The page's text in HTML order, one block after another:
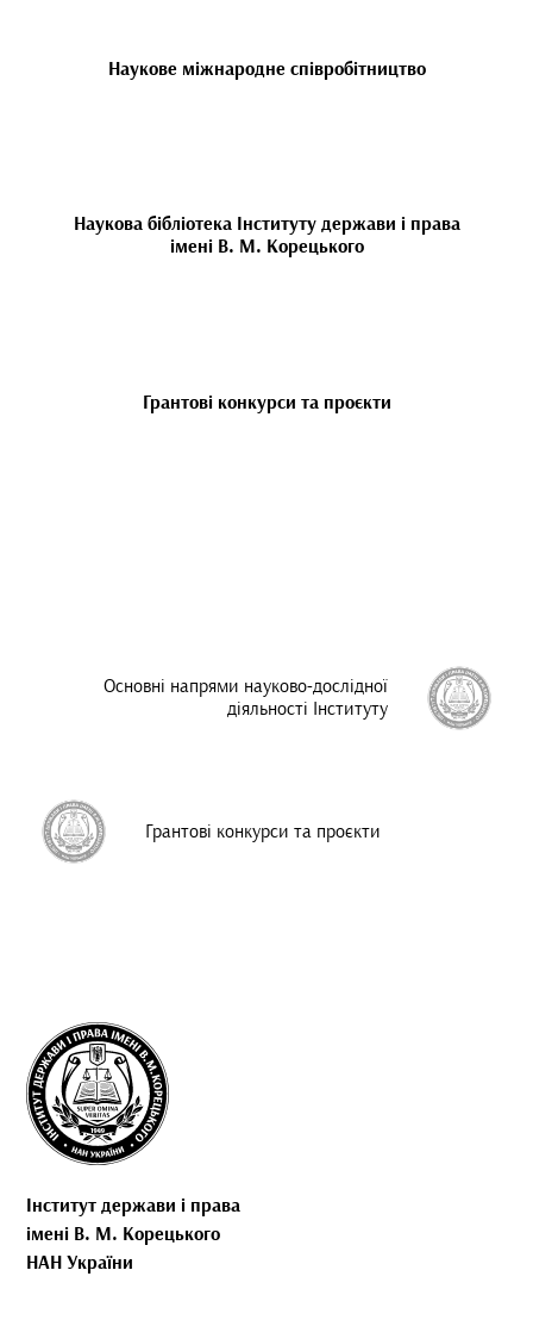
Наукове міжнародне співробітництво
Наукова бібліотека Інституту держави і права
імені В. М. Корецького
Грантові конкурси та проєкти
Основні напрями науково-дослідної
діяльності Інституту
Грантові конкурси та проєкти
Інститут держави і права
імені В. М. Корецького
НАН України